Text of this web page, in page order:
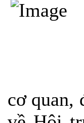
cơ quan,